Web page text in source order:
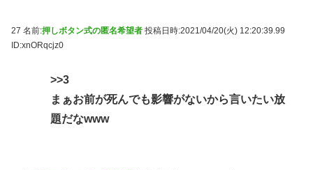
27 名前:押しボタン式の匿名希望者 投稿日時:2021/04/20(火) 12:20:39.99
ID:xnORqcjz0
>>3
まぁお前が死んでも影響がないから言いたい放
題だなwww